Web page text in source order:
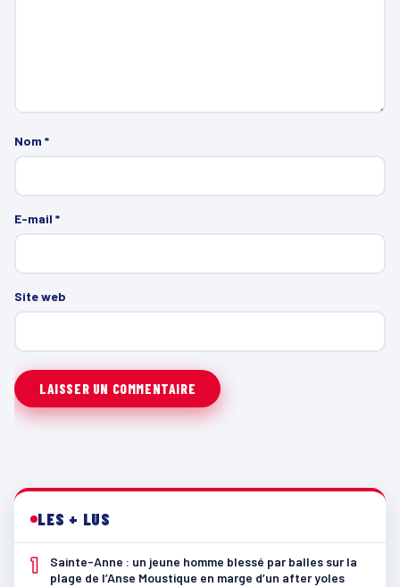
Nom *
E-mail *
Site web
LES + LUS
1
Sainte-Anne : un jeune homme blessé par balles sur la
plage de l’Anse Moustique en marge d’un after yoles